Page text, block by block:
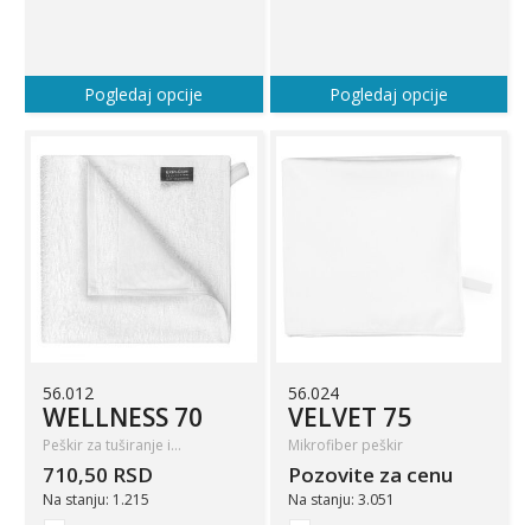
Pogledaj opcije Pogledaj opcije
56.012
WELLNESS 70
Peškir za tuširanje i…
710,50 RSD
Na stanju: 1.215
56.024
VELVET 75
Mikrofiber peškir
Pozovite za cenu
Na stanju: 3.051